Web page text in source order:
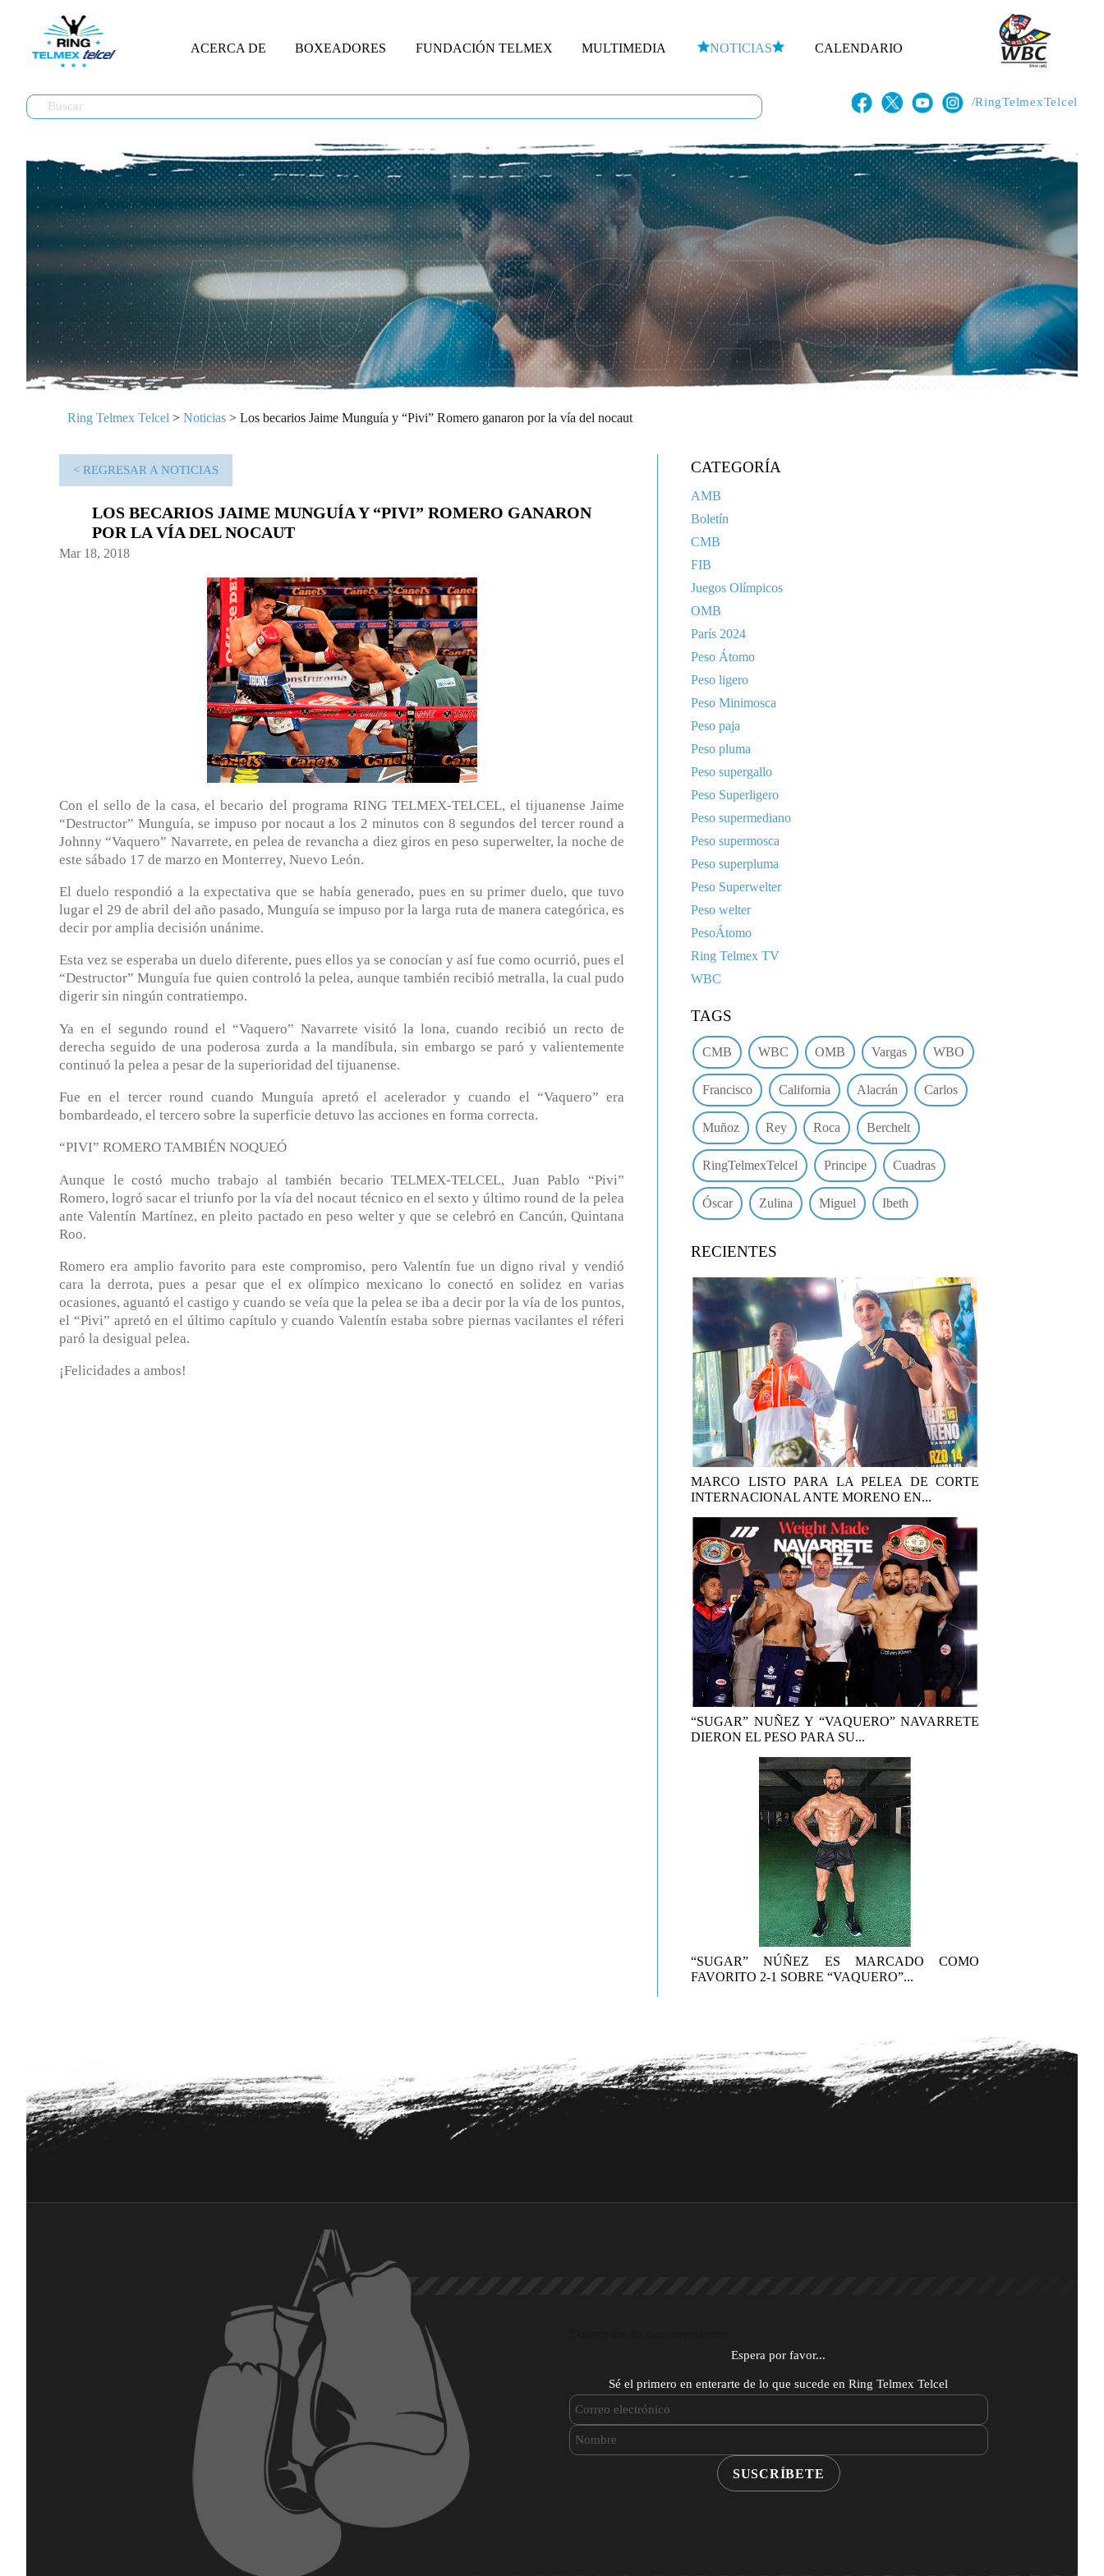
ACERCA DE BOXEADORES FUNDACIÓN TELMEX MULTIMEDIA NOTICIAS CALENDARIO
/RingTelmexTelcel
Ring Telmex Telcel > Noticias > Los becarios Jaime Munguía y “Pivi” Romero ganaron por la vía del nocaut
< REGRESAR A NOTICIAS
LOS BECARIOS JAIME MUNGUÍA Y “PIVI” ROMERO GANARON
POR LA VÍA DEL NOCAUT
Mar 18, 2018
Con el sello de la casa, el becario del programa RING TELMEX-TELCEL, el tijuanense Jaime
“Destructor” Munguía, se impuso por nocaut a los 2 minutos con 8 segundos del tercer round a
Johnny “Vaquero” Navarrete, en pelea de revancha a diez giros en peso superwelter, la noche de
este sábado 17 de marzo en Monterrey, Nuevo León.
El duelo respondió a la expectativa que se había generado, pues en su primer duelo, que tuvo
lugar el 29 de abril del año pasado, Munguía se impuso por la larga ruta de manera categórica, es
decir por amplia decisión unánime.
Esta vez se esperaba un duelo diferente, pues ellos ya se conocían y así fue como ocurrió, pues el
“Destructor” Munguía fue quien controló la pelea, aunque también recibió metralla, la cual pudo
digerir sin ningún contratiempo.
Ya en el segundo round el “Vaquero” Navarrete visitó la lona, cuando recibió un recto de
derecha seguido de una poderosa zurda a la mandíbula, sin embargo se paró y valientemente
continuó la pelea a pesar de la superioridad del tijuanense.
Fue en el tercer round cuando Munguía apretó el acelerador y cuando el “Vaquero” era
bombardeado, el tercero sobre la superficie detuvo las acciones en forma correcta.
“PIVI” ROMERO TAMBIÉN NOQUEÓ
Aunque le costó mucho trabajo al también becario TELMEX-TELCEL, Juan Pablo “Pivi”
Romero, logró sacar el triunfo por la vía del nocaut técnico en el sexto y último round de la pelea
ante Valentín Martínez, en pleito pactado en peso welter y que se celebró en Cancún, Quintana
Roo.
Romero era amplio favorito para este compromiso, pero Valentín fue un digno rival y vendió
cara la derrota, pues a pesar que el ex olímpico mexicano lo conectó en solidez en varias
ocasiones, aguantó el castigo y cuando se veía que la pelea se iba a decir por la vía de los puntos,
el “Pivi” apretó en el último capítulo y cuando Valentín estaba sobre piernas vacilantes el réferi
paró la desigual pelea.
¡Felicidades a ambos!
CATEGORÍA
AMB
Boletín
CMB
FIB
Juegos Olímpicos
OMB
París 2024
Peso Átomo
Peso ligero
Peso Minimosca
Peso paja
Peso pluma
Peso supergallo
Peso Superligero
Peso supermediano
Peso supermosca
Peso superpluma
Peso Superwelter
Peso welter
PesoÁtomo
Ring Telmex TV
WBC
TAGS
CMB WBC OMB Vargas WBO
Francisco California Alacrán Carlos
Muñoz Rey Roca Berchelt
RingTelmexTelcel Principe Cuadras
Óscar Zulina Miguel Ibeth
RECIENTES
MARCO LISTO PARA LA PELEA DE CORTE
INTERNACIONAL ANTE MORENO EN...
“SUGAR” NUÑEZ Y “VAQUERO” NAVARRETE
DIERON EL PESO PARA SU...
“SUGAR” NÚÑEZ ES MARCADO COMO
FAVORITO 2-1 SOBRE “VAQUERO”...
Espera por favor...
Sé el primero en enterarte de lo que sucede en Ring Telmex Telcel